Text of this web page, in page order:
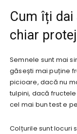
Cum îți dai
chiar
Semnele sunt mai
găsești mai puține
picioare, dacă nu
tulpini, dacă
cel mai bun test e
Colțurile sunt locuri